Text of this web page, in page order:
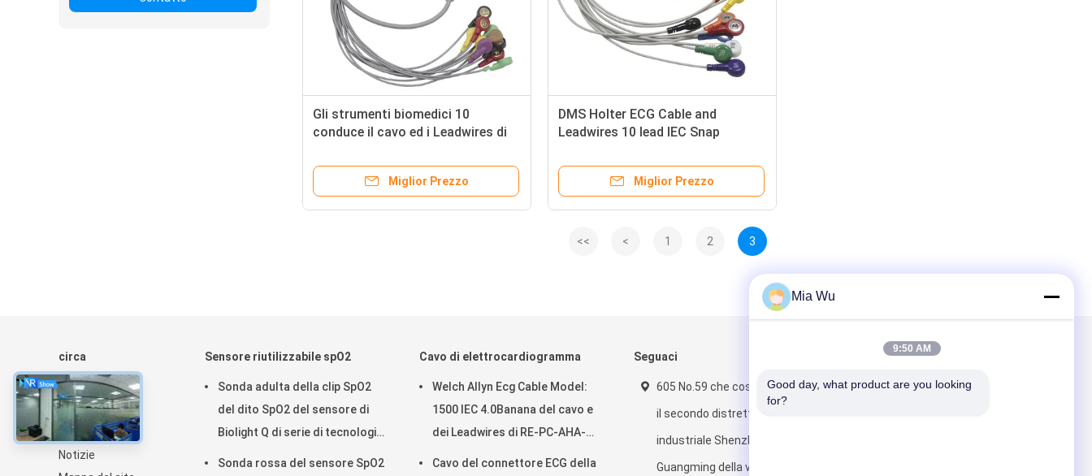
Gli strumenti biomedici 10
conduce il cavo ed i Leadwires di
Miglior Prezzo
DMS Holter ECG Cable and
Leadwires 10 lead IEC Snap
Miglior Prezzo
<< < 1 2 3
circa
Casa
Prodotti
Circa noi
Notizie
Sensore riutilizzabile spO2
Sonda adulta della clip SpO2
del dito SpO2 del sensore di
Biolight Q di serie di tecnologia
Sonda rossa del sensore SpO2
Cavo di elettrocardiogramma
Welch Allyn Ecg Cable Model:
1500 IEC 4.0Banana del cavo e
dei Leadwires di RE-PC-AHA-
Cavo del connettore ECG della
Seguaci
605 No.59 che costruiscono
il secondo distretto
industriale Shenzhen Cina di
Guangming della via di
Mia Wu
9:50 AM
Good day, what product are you looking
for?